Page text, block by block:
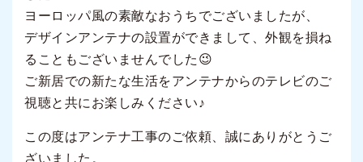
ヨーロッパ風の素敵なおうちでございましたが、
デザインアンテナの設置ができまして、外観を損ね
ることもございませんでした😉
ご新居での新たな生活をアンテナからのテレビのご
視聴と共にお楽しみください♪
この度はアンテナ工事のご依頼、誠にありがとうご
ざいました。